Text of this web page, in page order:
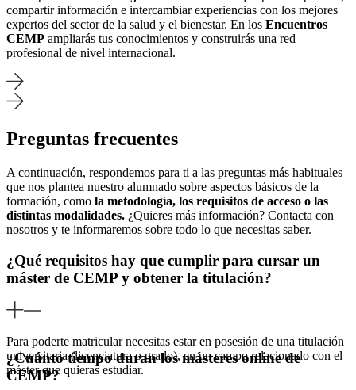
compartir información e intercambiar experiencias con los mejores
expertos del sector de la salud y el bienestar. En los Encuentros
CEMP ampliarás tus conocimientos y construirás una red
profesional de nivel internacional.
Preguntas frecuentes
A continuación, respondemos para ti a las preguntas más habituales
que nos plantea nuestro alumnado sobre aspectos básicos de la
formación, como la metodología, los requisitos de acceso o las
distintas modalidades. ¿Quieres más información? Contacta con
nosotros y te informaremos sobre todo lo que necesitas saber.
¿Qué requisitos hay que cumplir para cursar un
máster de CEMP y obtener la titulación?
Para poderte matricular necesitas estar en posesión de una titulación
universitaria (licenciatura o grado), en un campo relacionado con el
máster que quieras estudiar.
¿Cuánto tiempo duran los másteres online de
CEMP?